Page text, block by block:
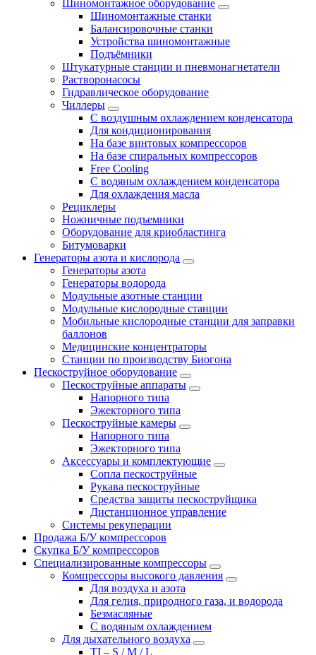
Шиномонтажное оборудование
Шиномонтажные станки
Балансировочные станки
Устройства шиномонтажные
Подъёмники
Штукатурные станции и пневмонагнетатели
Растворонасосы
Гидравлическое оборудование
Чиллеры
С воздушным охлаждением конденсатора
Для кондиционирования
На базе винтовых компрессоров
На базе спиральных компрессоров
Free Cooling
С водяным охлаждением конденсатора
Для охлаждения масла
Рециклеры
Ножничные подъемники
Оборудование для криобластинга
Битумоварки
Генераторы азота и кислорода
Генераторы азота
Генераторы водорода
Модульные азотные станции
Модульные кислородные станции
Мобильные кислородные станции для заправки
баллонов
Медицинские концентраторы
Станции по производству Биогона
Пескоструйное оборудование
Пескоструйные аппараты
Напорного типа
Эжекторного типа
Пескоструйные камеры
Напорного типа
Эжекторного типа
Аксессуары и комплектующие
Сопла пескоструйные
Рукава пескоструйные
Средства защиты пескоструйщика
Дистанционное управление
Системы рекуперации
Продажа Б/У компрессоров
Скупка Б/У компрессоров
Специализированные компрессоры
Компрессоры высокого давления
Для воздуха и азота
Для гелия, природного газа, и водорода
Безмасляные
С водяным охлаждением
Для дыхательного воздуха
TI – S / M / L